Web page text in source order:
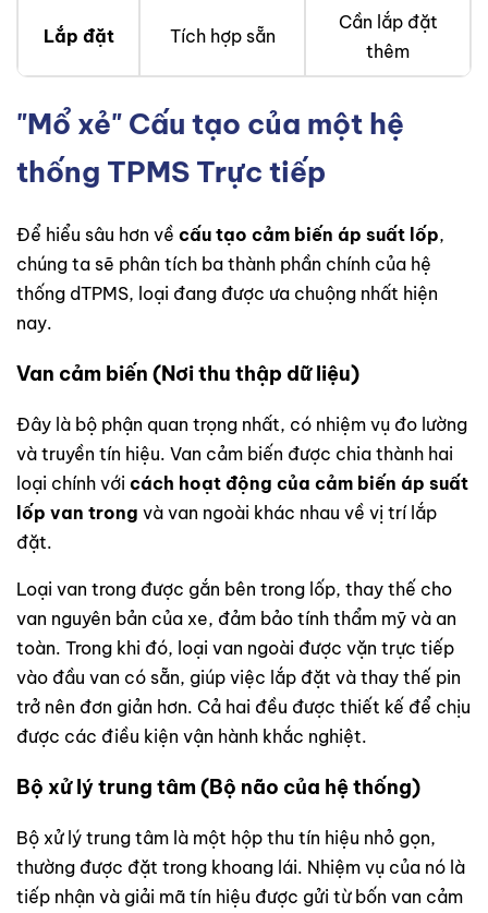
Lắp đặt Tích hợp sẵn
Cần lắp đặt
thêm
"Mổ xẻ" Cấu tạo của một hệ
thống TPMS Trực tiếp
Để hiểu sâu hơn về cấu tạo cảm biến áp suất lốp,
chúng ta sẽ phân tích ba thành phần chính của hệ
thống dTPMS, loại đang được ưa chuộng nhất hiện
nay.
Van cảm biến (Nơi thu thập dữ liệu)
Đây là bộ phận quan trọng nhất, có nhiệm vụ đo lường
và truyền tín hiệu. Van cảm biến được chia thành hai
loại chính với cách hoạt động của cảm biến áp suất
lốp van trong và van ngoài khác nhau về vị trí lắp
đặt.
Loại van trong được gắn bên trong lốp, thay thế cho
van nguyên bản của xe, đảm bảo tính thẩm mỹ và an
toàn. Trong khi đó, loại van ngoài được vặn trực tiếp
vào đầu van có sẵn, giúp việc lắp đặt và thay thế pin
trở nên đơn giản hơn. Cả hai đều được thiết kế để chịu
được các điều kiện vận hành khắc nghiệt.
Bộ xử lý trung tâm (Bộ não của hệ thống)
Bộ xử lý trung tâm là một hộp thu tín hiệu nhỏ gọn,
thường được đặt trong khoang lái. Nhiệm vụ của nó là
tiếp nhận và giải mã tín hiệu được gửi từ bốn van cảm